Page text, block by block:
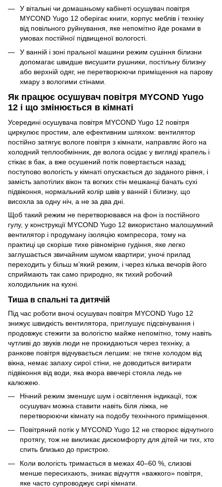
У вітальні чи домашньому кабінеті осушувач повітря
MYCOND Yugo 12 оберігає книги, корпус меблів і техніку
від повільного руйнування, яке непомітно йде роками в
умовах постійної підвищеної вологості.
У ванній і зоні пральної машини режим сушіння білизни
допомагає швидше висушити рушники, постільну білизну
або верхній одяг, не перетворюючи приміщення на парову
хмару з вологими стінами.
Як працює осушувач повітря MYCOND Yugo
12 і що змінюється в кімнаті
Усередині осушувача повітря MYCOND Yugo 12 повітря
циркулює простим, але ефективним шляхом: вентилятор
постійно затягує вологе повітря з кімнати, направляє його на
холодний теплообмінник, де волога осідає у вигляді крапель і
стікає в бак, а вже осушений потік повертається назад;
поступово вологість у кімнаті опускається до заданого рівня, і
замість запотілих вікон та вогких стін мешканці бачать сухі
підвіконня, нормальний колір швів у ванній і білизну, що
висохла за одну ніч, а не за два дні.
Щоб такий режим не перетворювався на фон із постійного
гулу, у конструкції MYCOND Yugo 12 використано малошумний
вентилятор і продуману ізоляцію компресора, тому на
практиці це скоріше тихе рівномірне гудіння, яке легко
заглушається звичайним шумом квартири; уночі прилад
переходить у більш м’який режим, і через кілька вечорів його
сприймають так само природно, як тихий робочий
холодильник на кухні.
Тиша в спальні та дитячій
Під час роботи вночі осушувач повітря MYCOND Yugo 12
знижує швидкість вентилятора, приглушує підсвічування і
продовжує стежити за вологістю майже непомітно, тому навіть
чутливі до звуків люди не прокидаються через техніку, а
ранкове повітря відчувається легшим: не тягне холодом від
вікна, немає запаху сирої стіни, не доводиться витирати
підвіконня від води, яка вчора ввечері стояла ледь не
калюжею.
Нічний режим зменшує шум і освітлення індикації, тож
осушувач можна ставити навіть біля ліжка, не
перетворюючи кімнату на подобу технічного приміщення.
Повітряний потік у MYCOND Yugo 12 не створює відчутного
протягу, тож не викликає дискомфорту для дітей чи тих, хто
спить близько до пристрою.
Коли вологість тримається в межах 40–60 %, слизові
менше пересихають, зникає відчуття «важкого» повітря,
яке часто супроводжує сирі кімнати.